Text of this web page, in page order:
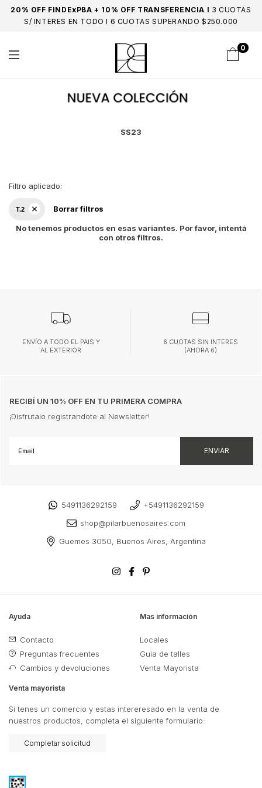
20% OFF FINDExPBA + 10% OFF TRANSFERENCIA I 3 CUOTAS
S/ INTERES EN TODO I 6 CUOTAS SUPERANDO $250.000
0
SS23
Filtro aplicado:
T.2 Borrar filtros
No tenemos productos en esas variantes. Por favor, intentá
con otros filtros.
ENVÍO A TODO EL PAIS Y
AL EXTERIOR
6 CUOTAS SIN INTERES
(AHORA 6)
RECIBÍ UN 10% OFF EN TU PRIMERA COMPRA
¡Disfrutalo registrandote al Newsletter!
5491136292159
+5491136292159
shop@pilarbuenosaires.com
Guemes 3050, Buenos Aires, Argentina
Ayuda
Contacto
Preguntas frecuentes
Cambios y devoluciones
Mas información
Locales
Guia de talles
Venta Mayorista
Venta mayorista
Si tenes un comercio y estas intereresado en la venta de
nuestros productos, completa el siguiente formulario:
Completar solicitud